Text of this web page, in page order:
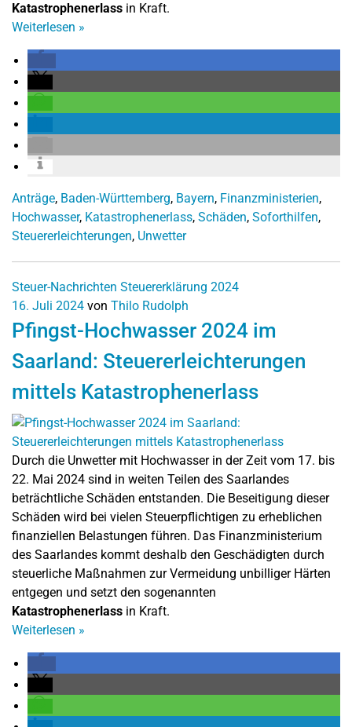
Katastrophenerlass in Kraft.
Weiterlesen »
Anträge, Baden-Württemberg, Bayern, Finanzministerien,
Hochwasser, Katastrophenerlass, Schäden, Soforthilfen,
Steuererleichterungen, Unwetter
Steuer-Nachrichten Steuererklärung 2024
16. Juli 2024 von Thilo Rudolph
Pfingst-Hochwasser 2024 im
Saarland: Steuererleichterungen
mittels Katastrophenerlass
Durch die Unwetter mit Hochwasser in der Zeit vom 17. bis
22. Mai 2024 sind in weiten Teilen des Saarlandes
beträchtliche Schäden entstanden. Die Beseitigung dieser
Schäden wird bei vielen Steuerpflichtigen zu erheblichen
finanziellen Belastungen führen. Das Finanzministerium
des Saarlandes kommt deshalb den Geschädigten durch
steuerliche Maßnahmen zur Vermeidung unbilliger Härten
entgegen und setzt den sogenannten
Katastrophenerlass in Kraft.
Weiterlesen »